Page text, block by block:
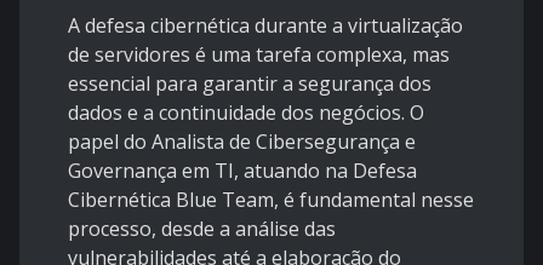
A defesa cibernética durante a virtualização
de servidores é uma tarefa complexa, mas
essencial para garantir a segurança dos
dados e a continuidade dos negócios. O
papel do Analista de Cibersegurança e
Governança em TI, atuando na Defesa
Cibernética Blue Team, é fundamental nesse
processo, desde a análise das
vulnerabilidades até a elaboração do